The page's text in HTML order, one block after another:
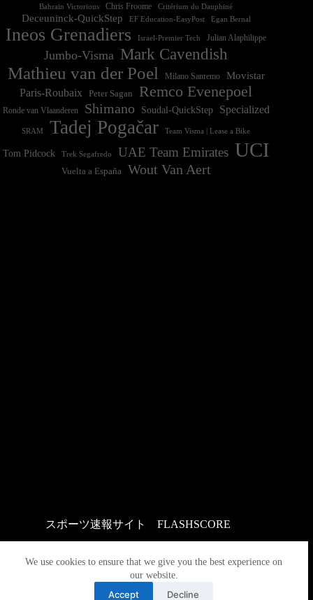
We use cookies to ensure that we give you the best experience on
our website.
Accept Decline
Bahrain Victorious Chris Froome Critérium du Dauphiné
Deceuninck-QuickStep EF Education-EasyPost Egan Bernal
Ineos Grenadiers Israel-Premier Tech Julian Alaphilippe
Jumbo-Visma Mark Cavendish
Mathieu van der Poel Milano Sanremo
Movistar
Paris-Roubaix
Peter Sagan Remco Evenepoel
Ronde van Vlaanderen Shimano Soudal-QuickStep Specialized
SRAM Tadej Pogačar Team Visma | Lease a Bike
Tom Pidcock Trek Segafredo UAE Team Emirates UCI
Vuelta a España Wout Van Aert
スポーツ速報サイト FLASHSCORE